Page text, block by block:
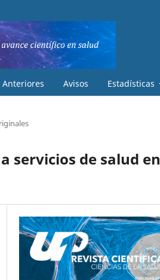
Avisos Estadísticas
servicios de salud en